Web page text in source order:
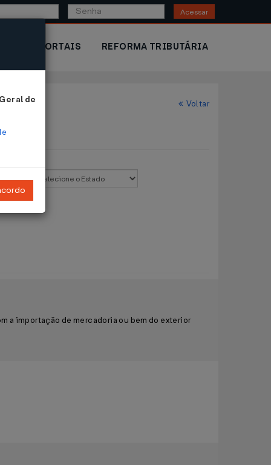
Acessar
PORTAIS REFORMA TRIBUTÁRIA
Voltar
importação de mercadoria ou bem do exterior
de